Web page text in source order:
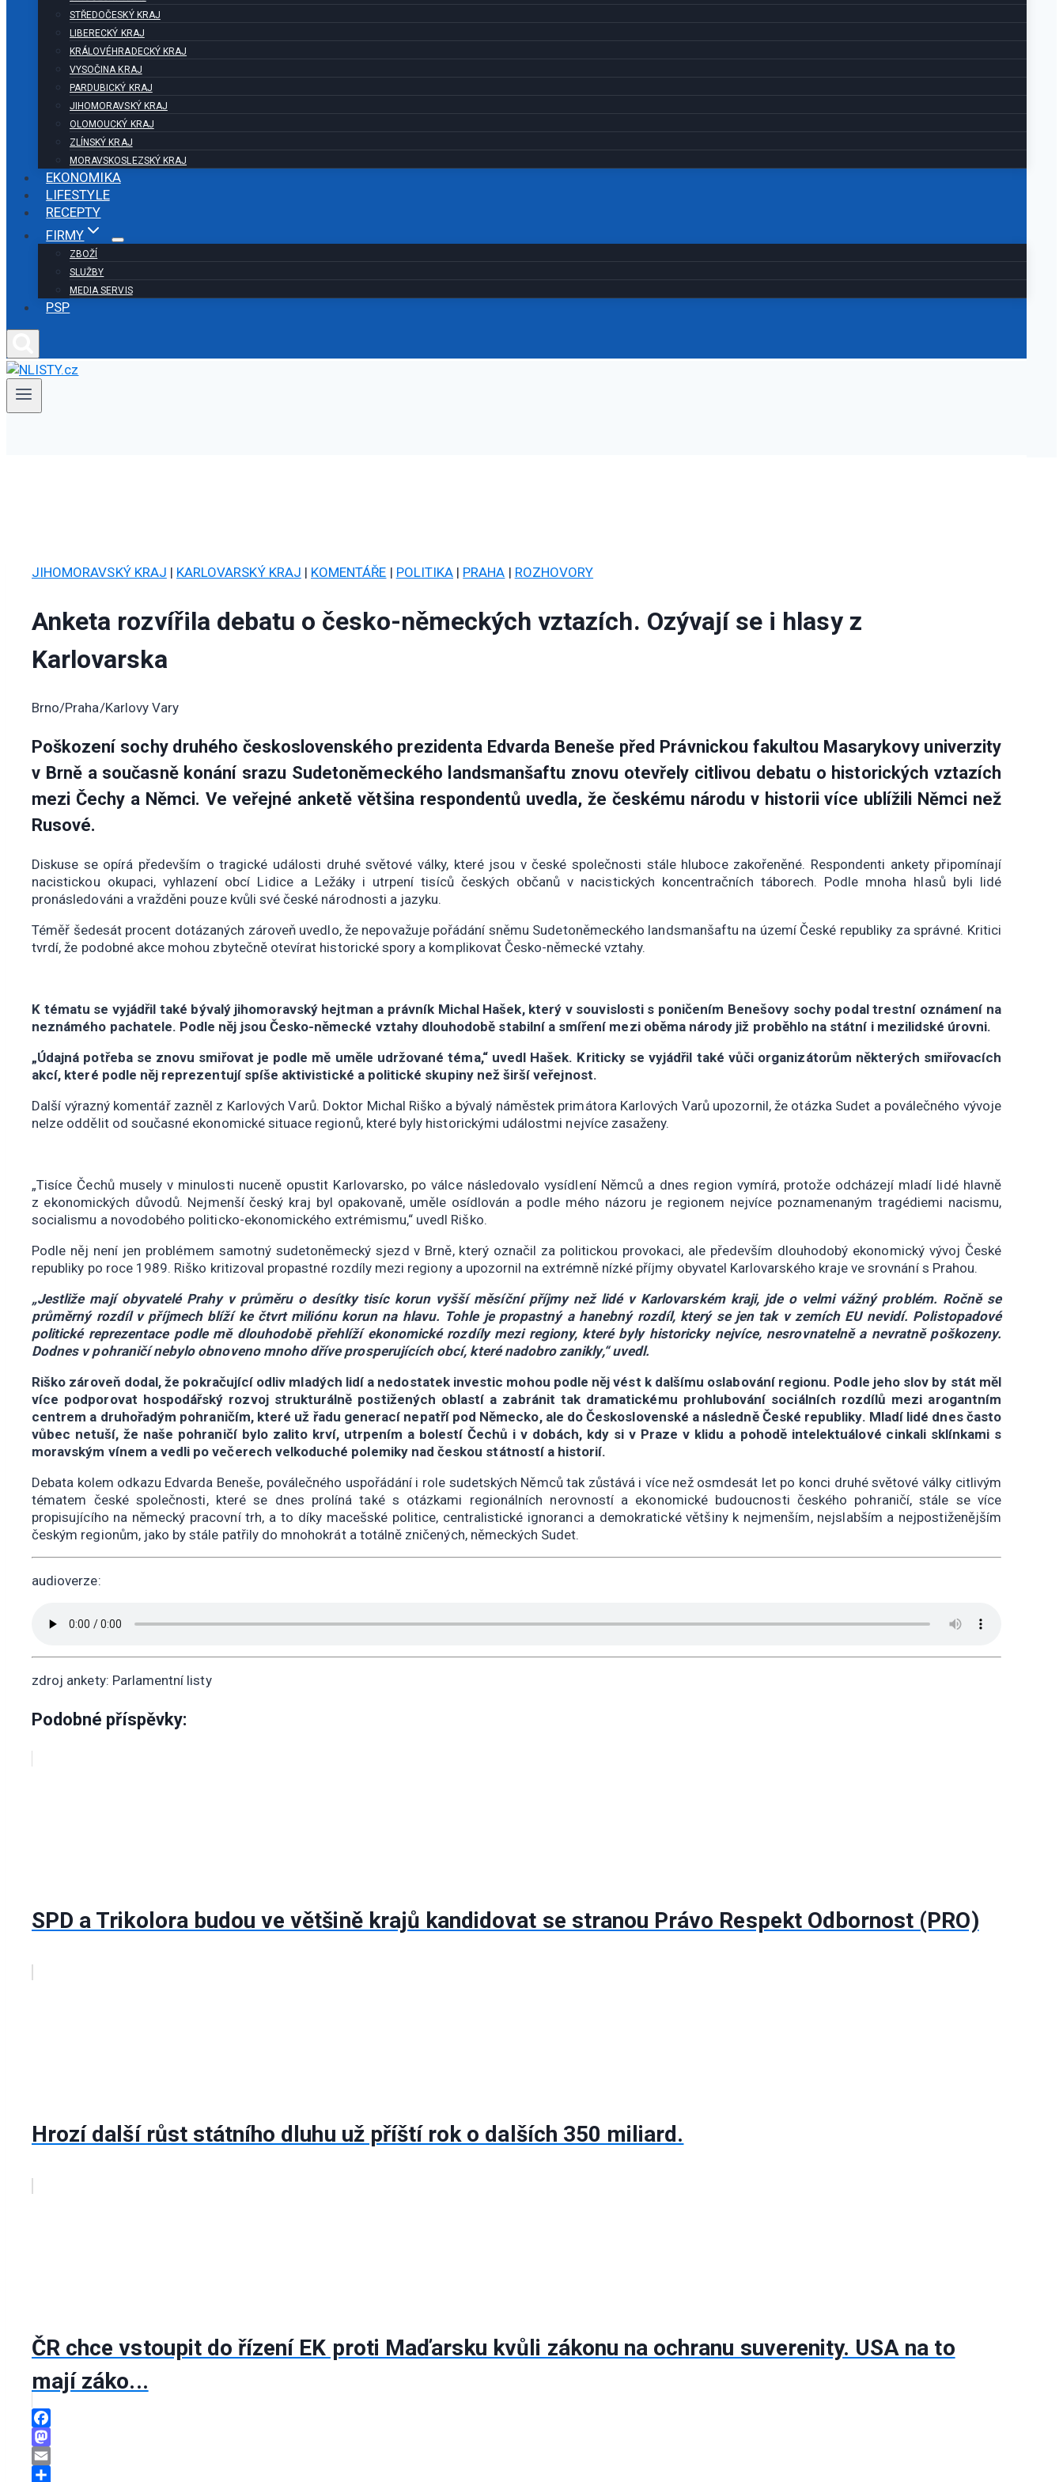
STŘEDOČESKÝ KRAJ
LIBERECKÝ KRAJ
KRÁLOVÉHRADECKÝ KRAJ
VYSOČINA KRAJ
PARDUBICKÝ KRAJ
JIHOMORAVSKÝ KRAJ
OLOMOUCKÝ KRAJ
ZLÍNSKÝ KRAJ
MORAVSKOSLEZSKÝ KRAJ
EKONOMIKA
LIFESTYLE
RECEPTY
FIRMY
ZBOŽÍ
SLUŽBY
MEDIA SERVIS
PSP
JIHOMORAVSKÝ KRAJ | KARLOVARSKÝ KRAJ | KOMENTÁŘE | POLITIKA | PRAHA | ROZHOVORY
Anketa rozvířila debatu o česko-německých vztazích. Ozývají se i hlasy z
Karlovarska
Brno/Praha/Karlovy Vary
Poškození sochy druhého československého prezidenta Edvarda Beneše před Právnickou fakultou Masarykovy univerzity
v Brně a současně konání srazu Sudetoněmeckého landsmanšaftu znovu otevřely citlivou debatu o historických vztazích
mezi Čechy a Němci. Ve veřejné anketě většina respondentů uvedla, že českému národu v historii více ublížili Němci než
Rusové.
Diskuse se opírá především o tragické události druhé světové války, které jsou v české společnosti stále hluboce zakořeněné. Respondenti ankety připomínají
nacistickou okupaci, vyhlazení obcí Lidice a Ležáky i utrpení tisíců českých občanů v nacistických koncentračních táborech. Podle mnoha hlasů byli lidé
pronásledováni a vražděni pouze kvůli své české národnosti a jazyku.
Téměř šedesát procent dotázaných zároveň uvedlo, že nepovažuje pořádání sněmu Sudetoněmeckého landsmanšaftu na území České republiky za správné. Kritici
tvrdí, že podobné akce mohou zbytečně otevírat historické spory a komplikovat Česko-německé vztahy.
K tématu se vyjádřil také bývalý jihomoravský hejtman a právník Michal Hašek, který v souvislosti s poničením Benešovy sochy podal trestní oznámení na
neznámého pachatele. Podle něj jsou Česko-německé vztahy dlouhodobě stabilní a smíření mezi oběma národy již proběhlo na státní i mezilidské úrovni.
„Údajná potřeba se znovu smiřovat je podle mě uměle udržované téma,“ uvedl Hašek. Kriticky se vyjádřil také vůči organizátorům některých smiřovacích
akcí, které podle něj reprezentují spíše aktivistické a politické skupiny než širší veřejnost.
Další výrazný komentář zazněl z Karlových Varů. Doktor Michal Riško a bývalý náměstek primátora Karlových Varů upozornil, že otázka Sudet a poválečného vývoje
nelze oddělit od současné ekonomické situace regionů, které byly historickými událostmi nejvíce zasaženy.
„Tisíce Čechů musely v minulosti nuceně opustit Karlovarsko, po válce následovalo vysídlení Němců a dnes region vymírá, protože odcházejí mladí lidé hlavně
z ekonomických důvodů. Nejmenší český kraj byl opakovaně, uměle osídlován a podle mého názoru je regionem nejvíce poznamenaným tragédiemi nacismu,
socialismu a novodobého politicko-ekonomického extrémismu,“ uvedl Riško.
Podle něj není jen problémem samotný sudetoněmecký sjezd v Brně, který označil za politickou provokaci, ale především dlouhodobý ekonomický vývoj České
republiky po roce 1989. Riško kritizoval propastné rozdíly mezi regiony a upozornil na extrémně nízké příjmy obyvatel Karlovarského kraje ve srovnání s Prahou.
„Jestliže mají obyvatelé Prahy v průměru o desítky tisíc korun vyšší měsíční příjmy než lidé v Karlovarském kraji, jde o velmi vážný problém. Ročně se
průměrný rozdíl v příjmech blíží ke čtvrt miliónu korun na hlavu. Tohle je propastný a hanebný rozdíl, který se jen tak v zemích EU nevidí. Polistopadové
politické reprezentace podle mě dlouhodobě přehlíží ekonomické rozdíly mezi regiony, které byly historicky nejvíce, nesrovnatelně a nevratně poškozeny.
Dodnes v pohraničí nebylo obnoveno mnoho dříve prosperujících obcí, které nadobro zanikly,“ uvedl.
Riško zároveň dodal, že pokračující odliv mladých lidí a nedostatek investic mohou podle něj vést k dalšímu oslabování regionu. Podle jeho slov by stát měl
více podporovat hospodářský rozvoj strukturálně postižených oblastí a zabránit tak dramatickému prohlubování sociálních rozdílů mezi arogantním
centrem a druhořadým pohraničím, které už řadu generací nepatří pod Německo, ale do Československé a následně České republiky. Mladí lidé dnes často
vůbec netuší, že naše pohraničí bylo zalito krví, utrpením a bolestí Čechů i v dobách, kdy si v Praze v klidu a pohodě intelektuálové cinkali sklínkami s
moravským vínem a vedli po večerech velkoduché polemiky nad českou státností a historií.
Debata kolem odkazu Edvarda Beneše, poválečného uspořádání i role sudetských Němců tak zůstává i více než osmdesát let po konci druhé světové války citlivým
tématem české společnosti, které se dnes prolíná také s otázkami regionálních nerovností a ekonomické budoucnosti českého pohraničí, stále se více
propisujícího na německý pracovní trh, a to díky macešské politice, centralistické ignoranci a demokratické většiny k nejmenším, nejslabším a nejpostiženějším
českým regionům, jako by stále patřily do mnohokrát a totálně zničených, německých Sudet.
audioverze:
zdroj ankety: Parlamentní listy
Podobné příspěvky:
SPD a Trikolora budou ve většině krajů kandidovat se stranou Právo Respekt Odbornost (PRO)
Hrozí další růst státního dluhu už příští rok o dalších 350 miliard.
ČR chce vstoupit do řízení EK proti Maďarsku kvůli zákonu na ochranu suverenity. USA na to
mají záko...
Facebook
Mastodon
Email